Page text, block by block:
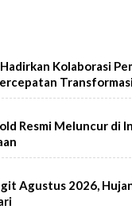
Kolaborasi
Resmi Meluncur di
Agustus 2026,